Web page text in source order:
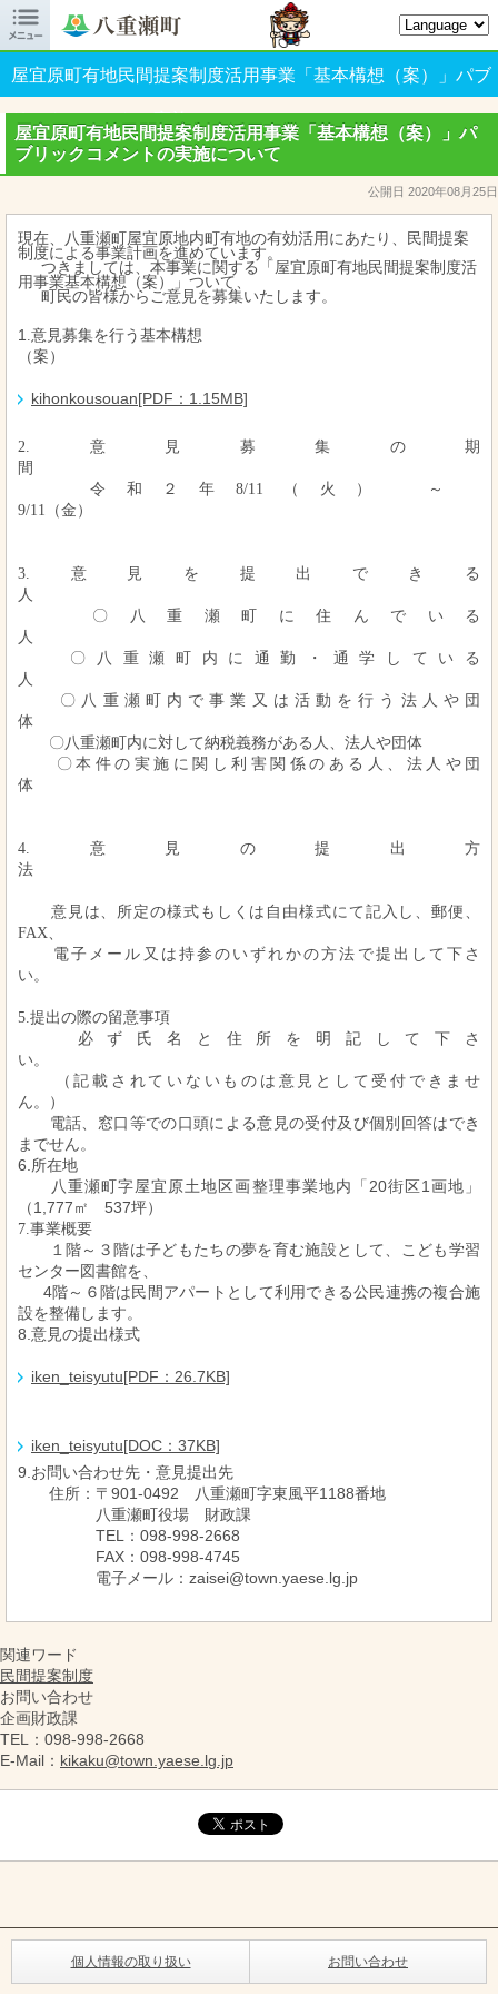
 八重瀬町オフィシャルサイト
屋宜原町有地民間提案制度活用事業「基本構想（案）」パブ
リックコメントの実施について
屋宜原町有地民間提案制度活用事業「基本構想（案）」パ
ブリックコメントの実施について
公開日 2020年08月25日
現在、八重瀬町屋宜原地内町有地の有効活用にあたり、民間提案
制度による事業計画を進めています。
つきましては、本事業に関する「屋宜原町有地民間提案制度活
用事業基本構想（案）」ついて、
町民の皆様からご意見を募集いたします。
1.意見募集を行う基本構想
（案）
kihonkousouan[PDF：1.15MB]
2.意見募集の期
令和２年 8/11 （火） ～
9/11 （金）
3. 意見を提出できる
〇八重瀬町に住んでいる
人
〇八重瀬町内に通勤・通学している
人
〇八重瀬町内で事業又は活動を行う法人や団
体
〇八重瀬町内に対して納税義務がある人、法人や団体
〇本件の実施に関し利害関係のある人、法人や団
体
4. 意見の提出方
意見は、所定の様式もしくは自由様式にて記入し、郵便、
FAX、
電子メール又は持参のいずれかの方法で提出して下さ
い。
5.提出の際の留意事項
必ず氏名と住所を明記して下さ
い。
（記載されていないものは意見として受付できませ
ん。）
電話、窓口等での口頭による意見の受付及び個別回答はでき
までせん。
6.所在地
八重瀬町字屋宜原土地区画整理事業地内「20街区1画地」
（1,777㎡ 537坪）
7.事業概要
１階～３階は子どもたちの夢を育む施設として、こども学習
センター図書館を、
4階～６階は民間アパートとして利用できる公民連携の複合施
設を整備します。
8.意見の提出様式
iken_teisyutu[PDF：26.7KB]
iken_teisyutu[DOC：37KB]
9.お問い合わせ先・意見提出先
住所：〒901-0492 八重瀬町字東風平1188番地
八重瀬町役場 財政課
TEL：098-998-2668
FAX：098-998-4745
電子メール：zaisei@town.yaese.lg.jp
関連ワード
民間提案制度
お問い合わせ
企画財政課
TEL ：098-998-2668
E-Mail ： kikaku@town.yaese.lg.jp
個人情報の取り扱い お問い合わせ